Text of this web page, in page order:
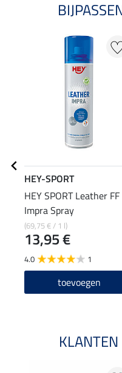
HEY-SPORT
HEY SPORT Leather FF
Impra Spray
(69,75 € / 1 l)
13,95 €
4.0 1
toevoegen